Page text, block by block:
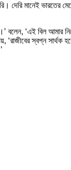
দেরি মানেই ভারতের
বলেন, ‘এই বিল
‘রাজীবের স্বপ্ন সার্থক